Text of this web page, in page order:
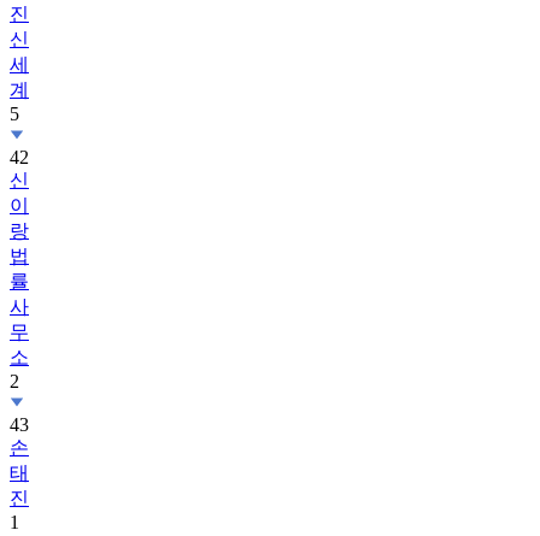
진
신
세
계
5
42
신
이
랑
법
률
사
무
소
2
43
손
태
진
1